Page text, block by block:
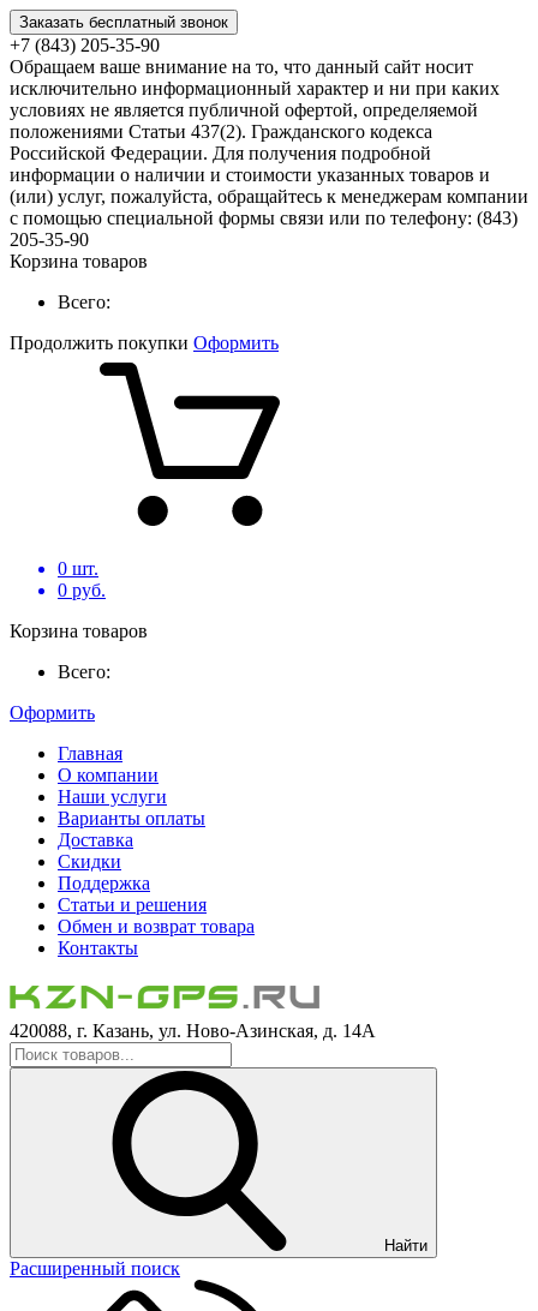
Заказать бесплатный звонок
+7 (843) 205-35-90
Обращаем ваше внимание на то, что данный сайт носит
исключительно информационный характер и ни при каких
условиях не является публичной офертой, определяемой
положениями Статьи 437(2). Гражданского кодекса
Российской Федерации. Для получения подробной
информации о наличии и стоимости указанных товаров и
(или) услуг, пожалуйста, обращайтесь к менеджерам компании
с помощью специальной формы связи или по телефону: (843)
205-35-90
Корзина товаров
Всего:
Продолжить покупки Оформить
0 шт.
0 руб.
Корзина товаров
Всего:
Оформить
Главная
О компании
Наши услуги
Варианты оплаты
Доставка
Скидки
Поддержка
Статьи и решения
Обмен и возврат товара
Контакты
420088, г. Казань, ул. Ново-Азинская, д. 14А
Найти
Расширенный поиск